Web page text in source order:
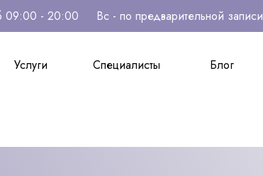
09:00 - 20:00 Вс - по предварительной записи
Специалисты
Услуги Блог
Специалисты
Услуги Блог